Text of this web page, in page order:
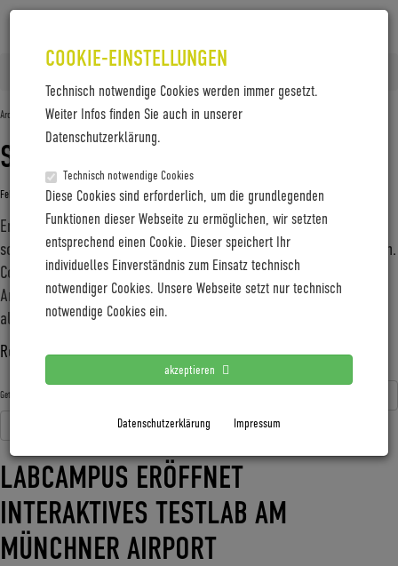
COOKIE-EINSTELLUNGEN
Technisch notwendige Cookies werden immer gesetzt.
Weiter Infos finden Sie auch in unserer
Datenschutzerklärung.
Technisch notwendige Cookies
Diese Cookies sind erforderlich, um die grundlegenden
Funktionen dieser Webseite zu ermöglichen, wir setzten
entsprechend einen Cookie. Dieser speichert Ihr
individuelles Einverständnis zum Einsatz technisch
notwendiger Cookies. Unsere Webseite setzt nur technisch
notwendige Cookies ein.
akzeptieren
Datenschutzerklärung Impressum
2020 Februar
Archiv für den Monat: Februar 2020
STILSICHER AUF TOUREN
Februar 27, 2020 Gabi Jung— No Comments
Entdeckungslustige kommen mit dem neuen Coboc TEN Merano
sowohl im urbanen Terrain als auch in weiter Flur auf ihre Kosten.
Coboc-typisch versteckt der neue Trekking-Allrounder seinen E-
Antrieb geschickt und brilliert mit einer reise- und
alltagsfreundlichen Ausstattung, die auch optisch einiges
Read more ›
Getagged mit:
LABCAMPUS ERÖFFNET
INTERAKTIVES TESTLAB AM
MÜNCHNER AIRPORT